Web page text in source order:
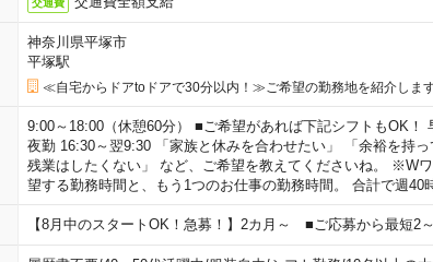
神奈川県平塚市
平塚駅
≪自宅からドアtoドアで30分以内！≫ご希望の勤務地を紹介します
9:00～18:00（休憩60分） ■ご希望があれば下記シフトもOK！
夜勤 16:30～翌9:30 「家族と休みを合わせたい」 「余裕を持
残業はしたくない」 など、ご希望を教えてくださいね。 ※W
望する勤務時間と、もう1つのお仕事の勤務時間。 合計で週40
【8月中のスタートOK！急募！】2カ月～ ■ご応募から最短2